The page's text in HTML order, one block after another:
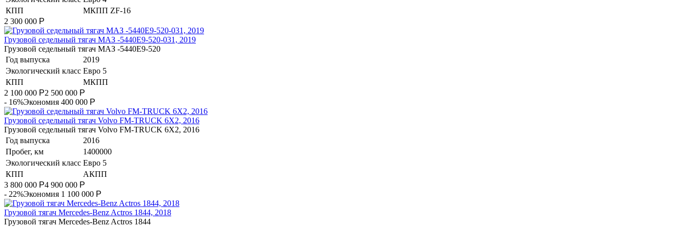
КПП
МКПП ZF-16
2 300 000 Р
Грузовой седельный тягач МАЗ -5440Е9-520-031, 2019
Грузовой седельный тягач МАЗ -5440Е9-520
Год выпуска
2019
Экологический класс Евро 5
КПП
МКПП
2 100 000 Р2 500 000 Р
- 16%Экономия 400 000 Р
​Грузовой седельный тягач Volvo FM-TRUCK 6X2, 2016
​Грузовой седельный тягач Volvo FM-TRUCK 6X2, 2016
Год выпуска
2016
Пробег, км
1400000
Экологический класс Евро 5
КПП
АКПП
3 800 000 Р4 900 000 Р
- 22%Экономия 1 100 000 Р
Грузовой тягач Mercedes-Benz Actros 1844, 2018
Грузовой тягач Mercedes-Benz Actros 1844